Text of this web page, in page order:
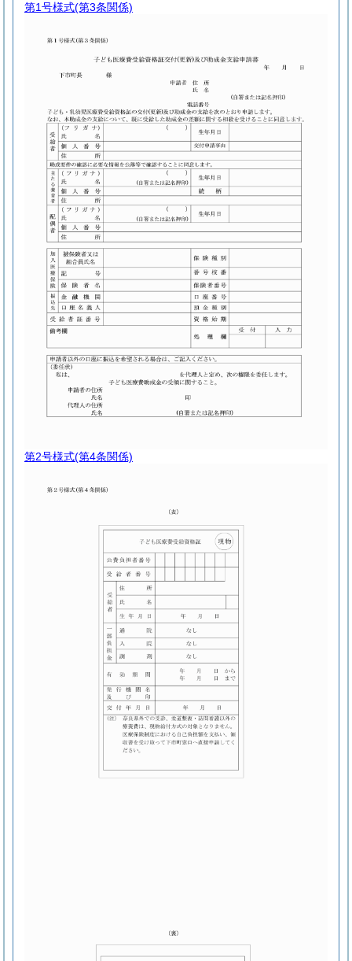
第1号様式(第3条関係)
第2号様式(第4条関係)